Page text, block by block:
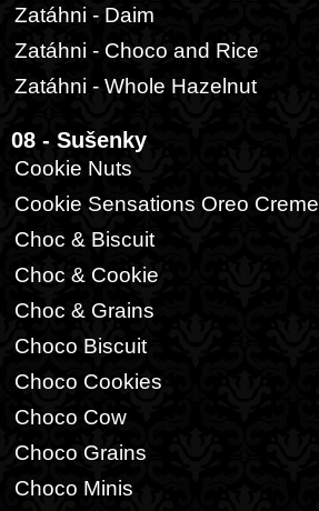
Zatáhni - Daim
Zatáhni - Choco and Rice
Zatáhni - Whole Hazelnut
08 - Sušenky
Cookie Nuts
Cookie Sensations Oreo Creme
Choc & Biscuit
Choc & Cookie
Choc & Grains
Choco Biscuit
Choco Cookies
Choco Cow
Choco Grains
Choco Minis